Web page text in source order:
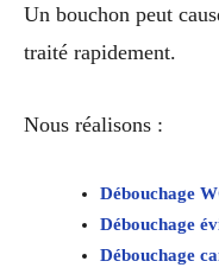
Un bouchon peut
traité rapidement.
Nous réalisons :
Débouchage
Débouchage
Débouchage